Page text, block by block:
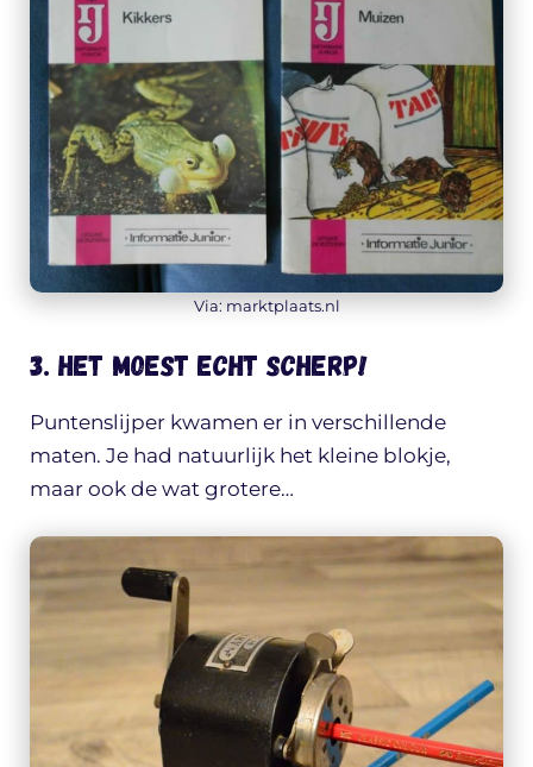
Via: marktplaats.nl
3. Het moest ECHT scherp!
Puntenslijper kwamen er in verschillende
maten. Je had natuurlijk het kleine blokje,
maar ook de wat grotere…